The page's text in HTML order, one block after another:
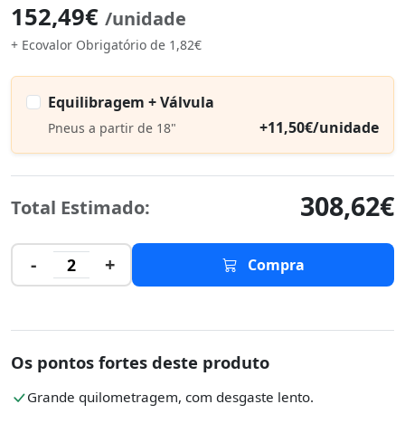
152,49€ /unidade
+ Ecovalor Obrigatório de 1,82€
Equilibragem + Válvula
Pneus a partir de 18" +11,50€/unidade
Total Estimado: 308,62€
- 2 + Compra
Os pontos fortes deste produto
Grande quilometragem, com desgaste lento.